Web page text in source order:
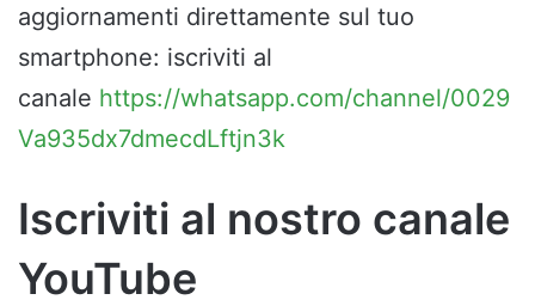
aggiornamenti direttamente sul tuo
smartphone: iscriviti al
canale https://whatsapp.com/channel/0029
Va935dx7dmecdLftjn3k
Iscriviti al nostro canale
YouTube